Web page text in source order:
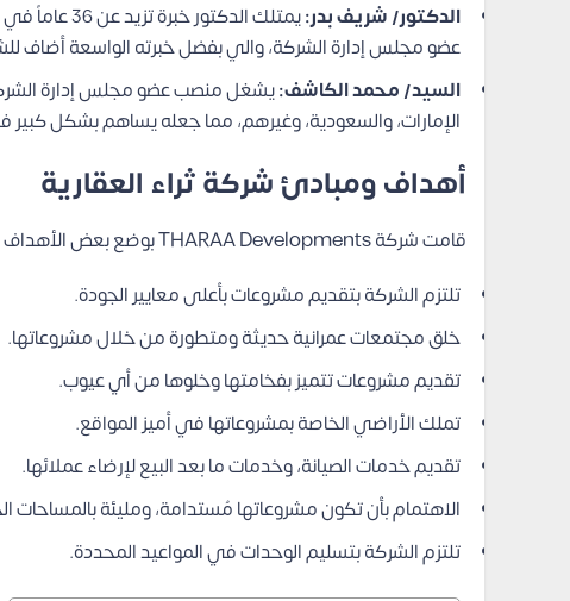
الدكتور/ شريف بدر:
يمتلك
عضو مجلس إدارة الشركة، والي بفضل خبرته الواسعة أضاف
السيد/ محمد الكاشف:يشغل منصب عضو مجلس إدارة
الإمارات، والسعودية، وغيرهم، مما جعله يساهم بشكل كبير
أهداف ومبادئ شركة ثراء العقارية
قامت شركة THARAA Developments بوضع بعض الأهداف
تلتزم الشركة بتقديم مشروعات بأعلى معايير الجودة.
خلق مجتمعات عمرانية حديثة ومتطورة من خلال مشروعاتها.
تقديم مشروعات تتميز بفخامتها وخلوها من أي عيوب.
تملك الأراضي الخاصة بمشروعاتها في أميز المواقع.
تقديم خدمات الصيانة، وخدمات ما بعد البيع لإرضاء عملائها.
الاهتمام بأن تكون مشروعاتها مُستدامة، ومليئة بالمساحات
تلتزم الشركة بتسليم الوحدات في المواعيد المحددة.